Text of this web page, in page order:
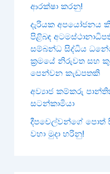
ආරක්ෂා කරනු!
දැරියක අපයෝජනය
පිළිබඳ
සම්බන්ධ සිද්ධිය
ක්‍රමයේ නිරුවත සහ
පෙන්වන කැඩපතකි
අව්‍යාජ කම්කරු
සටන්කාමියා
දීපචෙල්වන්ගේ පොත්
වහා මුදා හරිනු!